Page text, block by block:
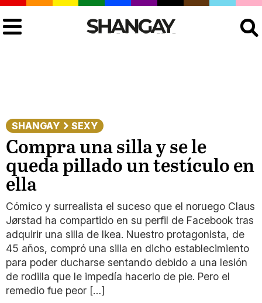
SHANGAY SEXY
Compra una silla y se le
queda pillado un testículo en
ella
Cómico y surrealista el suceso que el noruego Claus
Jørstad ha compartido en su perfil de Facebook tras
adquirir una silla de Ikea. Nuestro protagonista, de
45 años, compró una silla en dicho establecimiento
para poder ducharse sentando debido a una lesión
de rodilla que le impedía hacerlo de pie. Pero el
remedio fue peor […]